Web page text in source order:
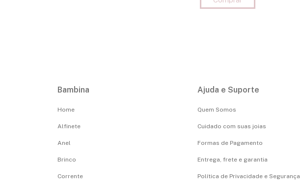
Bambina
Home
Alfinete
Anel
Brinco
Corrente
Ajuda e Suporte
Quem Somos
Cuidado com suas joias
Formas de Pagamento
Entrega, frete e garantia
Política de Privacidade e Segurança